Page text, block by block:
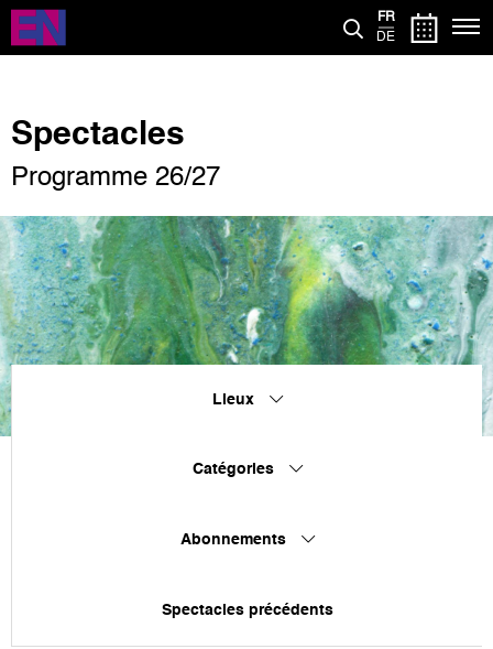
Aller
contenu
FR
DE
Spectacles
Programme 26/27
Lieux
Catégories
Abonnements
Spectacles précédents